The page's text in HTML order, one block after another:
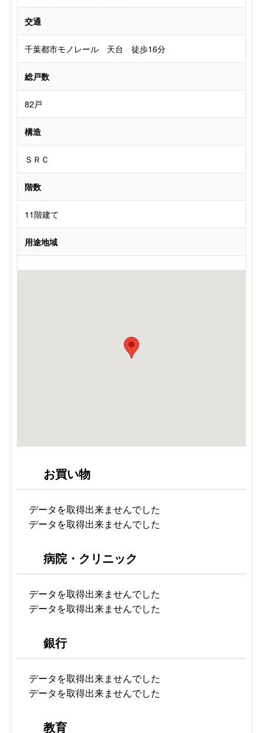
交通
千葉都市モノレール 天台 徒歩16分
総戸数
82戸
構造
ＳＲＣ
階数
11階建て
用途地域
お買い物
データを取得出来ませんでした
データを取得出来ませんでした
病院・クリニック
データを取得出来ませんでした
データを取得出来ませんでした
銀行
データを取得出来ませんでした
データを取得出来ませんでした
教育